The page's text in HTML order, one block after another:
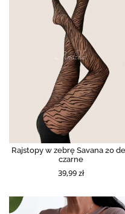
Rajstopy w zebrę Savana 20
czarne
39,99 zł